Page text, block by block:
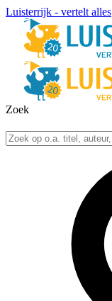
Luisterrijk - vertelt alles
Zoek